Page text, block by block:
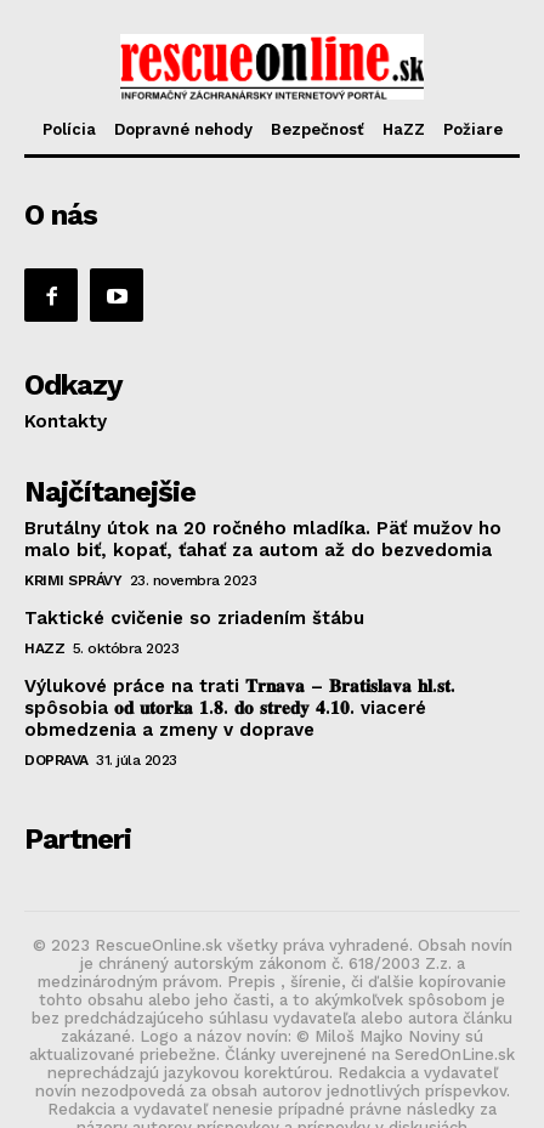
Polícia Dopravné nehody Bezpečnosť HaZZ Požiare
O nás
Odkazy
Kontakty
Najčítanejšie
Brutálny útok na 20 ročného mladíka. Päť mužov ho
malo biť, kopať, ťahať za autom až do bezvedomia
KRIMI SPRÁVY 23. novembra 2023
Taktické cvičenie so zriadením štábu
HAZZ 5. októbra 2023
Výlukové práce na trati 𝐓𝐫𝐧𝐚𝐯𝐚 – 𝐁𝐫𝐚𝐭𝐢𝐬𝐥𝐚𝐯𝐚 𝐡𝐥.𝐬𝐭.
spôsobia 𝐨𝐝 𝐮𝐭𝐨𝐫𝐤𝐚 𝟏.𝟖. 𝐝𝐨 𝐬𝐭𝐫𝐞𝐝𝐲 𝟒.𝟏𝟎. viaceré
obmedzenia a zmeny v doprave
DOPRAVA 31. júla 2023
Partneri
© 2023 RescueOnline.sk všetky práva vyhradené. Obsah novín
je chránený autorským zákonom č. 618/2003 Z.z. a
medzinárodným právom. Prepis , šírenie, či ďalšie kopírovanie
tohto obsahu alebo jeho časti, a to akýmkoľvek spôsobom je
bez predchádzajúceho súhlasu vydavateľa alebo autora článku
zakázané. Logo a názov novín: © Miloš Majko Noviny sú
aktualizované priebežne. Články uverejnené na SeredOnLine.sk
neprechádzajú jazykovou korektúrou. Redakcia a vydavateľ
novín nezodpovedá za obsah autorov jednotlivých príspevkov.
Redakcia a vydavateľ nenesie prípadné právne následky za